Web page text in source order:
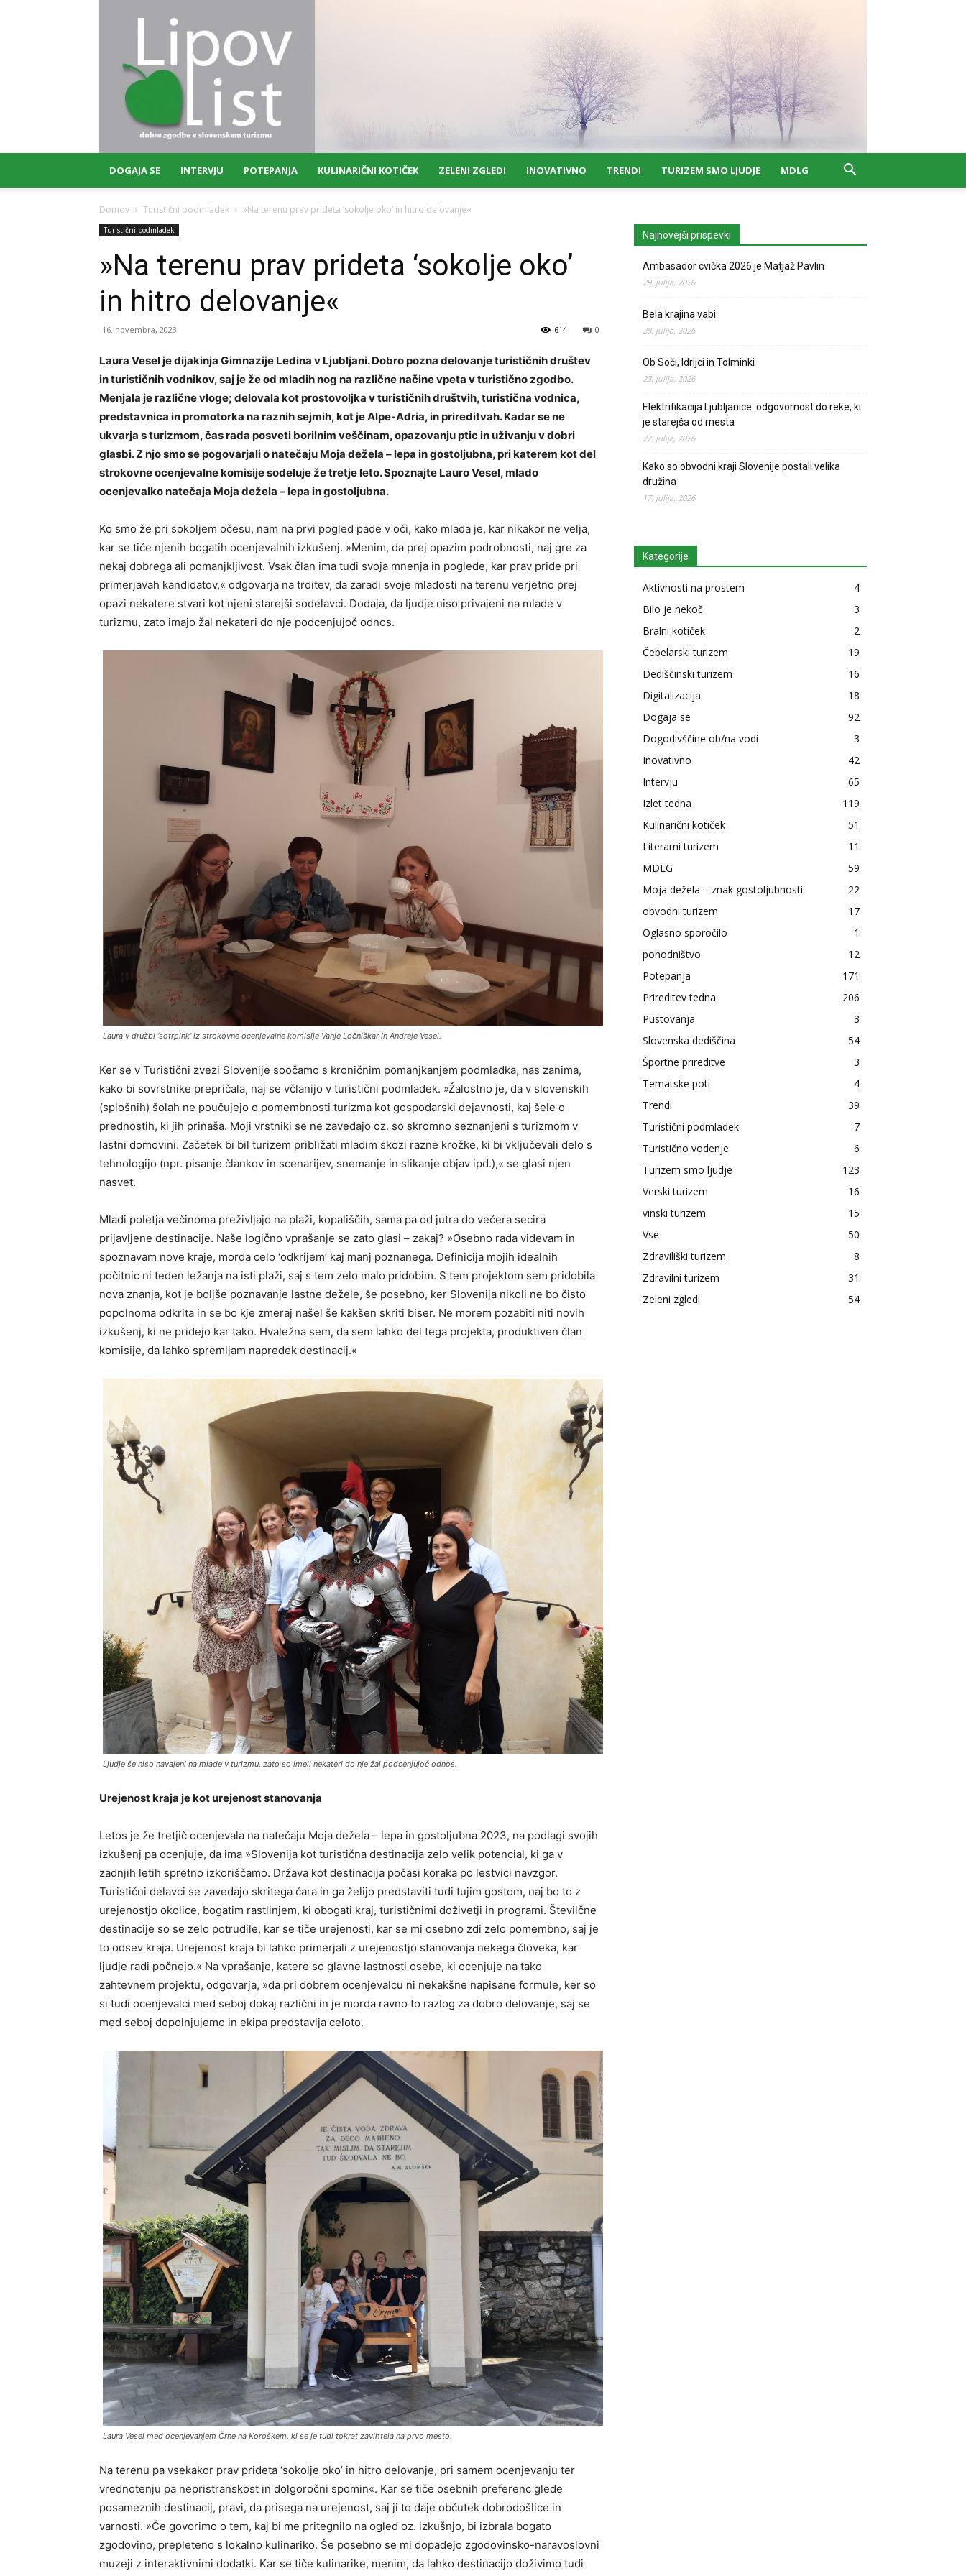
DOGAJA SE INTERVJU POTEPANJA KULINARIČNI KOTIČEK ZELENI ZGLEDI INOVATIVNO TRENDI TURIZEM SMO LJUDJE MDLG
Domov Turistični podmladek »Na terenu prav prideta ‘sokolje oko’ in hitro delovanje«
Turistični podmladek
»Na terenu prav prideta ‘sokolje oko’
in hitro delovanje«
16. novembra, 2023 0
614
Laura Vesel je dijakinja Gimnazije Ledina v Ljubljani. Dobro pozna delovanje turističnih društev
in turističnih vodnikov, saj je že od mladih nog na različne načine vpeta v turistično zgodbo.
Menjala je različne vloge; delovala kot prostovoljka v turističnih društvih, turistična vodnica,
predstavnica in promotorka na raznih sejmih, kot je Alpe-Adria, in prireditvah. Kadar se ne
ukvarja s turizmom, čas rada posveti borilnim veščinam, opazovanju ptic in uživanju v dobri
glasbi. Z njo smo se pogovarjali o natečaju Moja dežela – lepa in gostoljubna, pri katerem kot del
strokovne ocenjevalne komisije sodeluje že tretje leto. Spoznajte Lauro Vesel, mlado
ocenjevalko natečaja Moja dežela – lepa in gostoljubna.
Ko smo že pri sokoljem očesu, nam na prvi pogled pade v oči, kako mlada je, kar nikakor ne velja,
kar se tiče njenih bogatih ocenjevalnih izkušenj. »Menim, da prej opazim podrobnosti, naj gre za
nekaj dobrega ali pomanjkljivost. Vsak član ima tudi svoja mnenja in poglede, kar prav pride pri
primerjavah kandidatov,« odgovarja na trditev, da zaradi svoje mladosti na terenu verjetno prej
opazi nekatere stvari kot njeni starejši sodelavci. Dodaja, da ljudje niso privajeni na mlade v
turizmu, zato imajo žal nekateri do nje podcenjujoč odnos.
Laura v družbi ‘sotrpink’ iz strokovne ocenjevalne komisije Vanje Ločniškar in Andreje Vesel.
Ker se v Turistični zvezi Slovenije soočamo s kroničnim pomanjkanjem podmladka, nas zanima,
kako bi sovrstnike prepričala, naj se včlanijo v turistični podmladek. »Žalostno je, da v slovenskih
(splošnih) šolah ne poučujejo o pomembnosti turizma kot gospodarski dejavnosti, kaj šele o
prednostih, ki jih prinaša. Moji vrstniki se ne zavedajo oz. so skromno seznanjeni s turizmom v
lastni domovini. Začetek bi bil turizem približati mladim skozi razne krožke, ki bi vključevali delo s
tehnologijo (npr. pisanje člankov in scenarijev, snemanje in slikanje objav ipd.),« se glasi njen
nasvet.
Mladi poletja večinoma preživljajo na plaži, kopališčih, sama pa od jutra do večera secira
prijavljene destinacije. Naše logično vprašanje se zato glasi – zakaj? »Osebno rada videvam in
spoznavam nove kraje, morda celo ‘odkrijem’ kaj manj poznanega. Definicija mojih idealnih
počitnic ni teden ležanja na isti plaži, saj s tem zelo malo pridobim. S tem projektom sem pridobila
nova znanja, kot je boljše poznavanje lastne dežele, še posebno, ker Slovenija nikoli ne bo čisto
popolnoma odkrita in se bo kje zmeraj našel še kakšen skriti biser. Ne morem pozabiti niti novih
izkušenj, ki ne pridejo kar tako. Hvaležna sem, da sem lahko del tega projekta, produktiven član
komisije, da lahko spremljam napredek destinacij.«
Ljudje še niso navajeni na mlade v turizmu, zato so imeli nekateri do nje žal podcenjujoč odnos.
Urejenost kraja je kot urejenost stanovanja
Letos je že tretjič ocenjevala na natečaju Moja dežela – lepa in gostoljubna 2023, na podlagi svojih
izkušenj pa ocenjuje, da ima »Slovenija kot turistična destinacija zelo velik potencial, ki ga v
zadnjih letih spretno izkoriščamo. Država kot destinacija počasi koraka po lestvici navzgor.
Turistični delavci se zavedajo skritega čara in ga želijo predstaviti tudi tujim gostom, naj bo to z
urejenostjo okolice, bogatim rastlinjem, ki obogati kraj, turističnimi doživetji in programi. Številčne
destinacije so se zelo potrudile, kar se tiče urejenosti, kar se mi osebno zdi zelo pomembno, saj je
to odsev kraja. Urejenost kraja bi lahko primerjali z urejenostjo stanovanja nekega človeka, kar
ljudje radi počnejo.« Na vprašanje, katere so glavne lastnosti osebe, ki ocenjuje na tako
zahtevnem projektu, odgovarja, »da pri dobrem ocenjevalcu ni nekakšne napisane formule, ker so
si tudi ocenjevalci med seboj dokaj različni in je morda ravno to razlog za dobro delovanje, saj se
med seboj dopolnjujemo in ekipa predstavlja celoto.
Laura Vesel med ocenjevanjem Črne na Koroškem, ki se je tudi tokrat zavihtela na prvo mesto.
Na terenu pa vsekakor prav prideta ‘sokolje oko’ in hitro delovanje, pri samem ocenjevanju ter
vrednotenju pa nepristranskost in dolgoročni spomin«. Kar se tiče osebnih preferenc glede
posameznih destinacij, pravi, da prisega na urejenost, saj ji to daje občutek dobrodošlice in
varnosti. »Če govorimo o tem, kaj bi me pritegnilo na ogled oz. izkušnjo, bi izbrala bogato
zgodovino, prepleteno s lokalno kulinariko. Še posebno se mi dopadejo zgodovinsko-naravoslovni
muzeji z interaktivnimi dodatki. Kar se tiče kulinarike, menim, da lahko destinacijo doživimo tudi
Najnovejši prispevki
Ambasador cvička 2026 je Matjaž Pavlin
29. julija, 2026
Bela krajina vabi
28. julija, 2026
Ob Soči, Idrijci in Tolminki
23. julija, 2026
Elektrifikacija Ljubljanice: odgovornost do reke, ki
je starejša od mesta
22. julija, 2026
Kako so obvodni kraji Slovenije postali velika
družina
17. julija, 2026
Kategorije
Aktivnosti na prostem
4
Bilo je nekoč
3
Bralni kotiček
2
Čebelarski turizem
19
Dediščinski turizem
16
Digitalizacija
18
Dogaja se
92
Dogodivščine ob/na vodi
3
Inovativno
42
Intervju
65
Izlet tedna
119
Kulinarični kotiček
51
Literarni turizem
11
MDLG
59
Moja dežela – znak gostoljubnosti
22
obvodni turizem
17
Oglasno sporočilo
1
pohodništvo
12
Potepanja
171
Prireditev tedna
206
Pustovanja
3
Slovenska dediščina
54
Športne prireditve
3
Tematske poti
4
Trendi
39
Turistični podmladek
7
Turistično vodenje
6
Turizem smo ljudje
123
Verski turizem
16
vinski turizem
15
Vse
50
Zdraviliški turizem
8
Zdravilni turizem
31
Zeleni zgledi
54